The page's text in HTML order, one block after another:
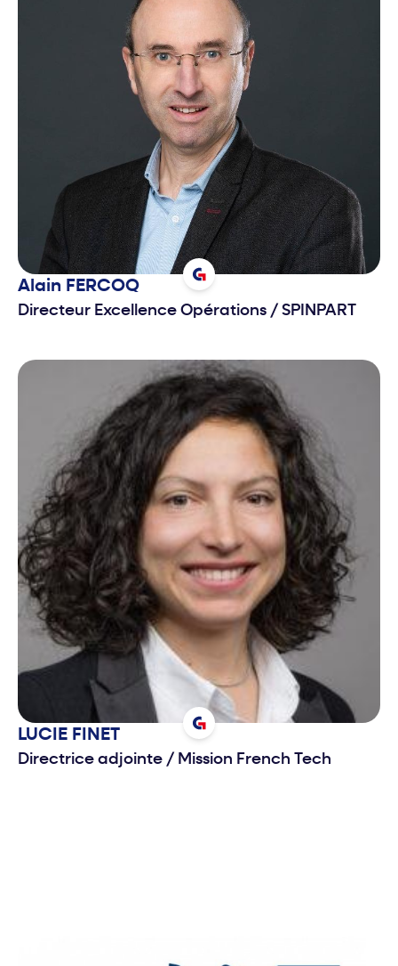
Alain FERCOQ
Directeur Excellence Opérations / SPINPART
LUCIE FINET
Directrice adjointe / Mission French Tech